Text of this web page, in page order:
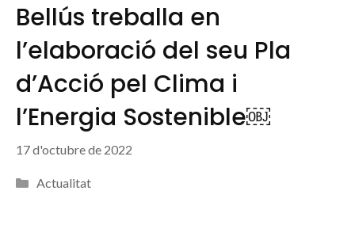
Bellús treballa en
l’elaboració del seu Pla
d’Acció pel Clima i
l’Energia Sostenible￼
17 d'octubre de 2022
Categories
Actualitat